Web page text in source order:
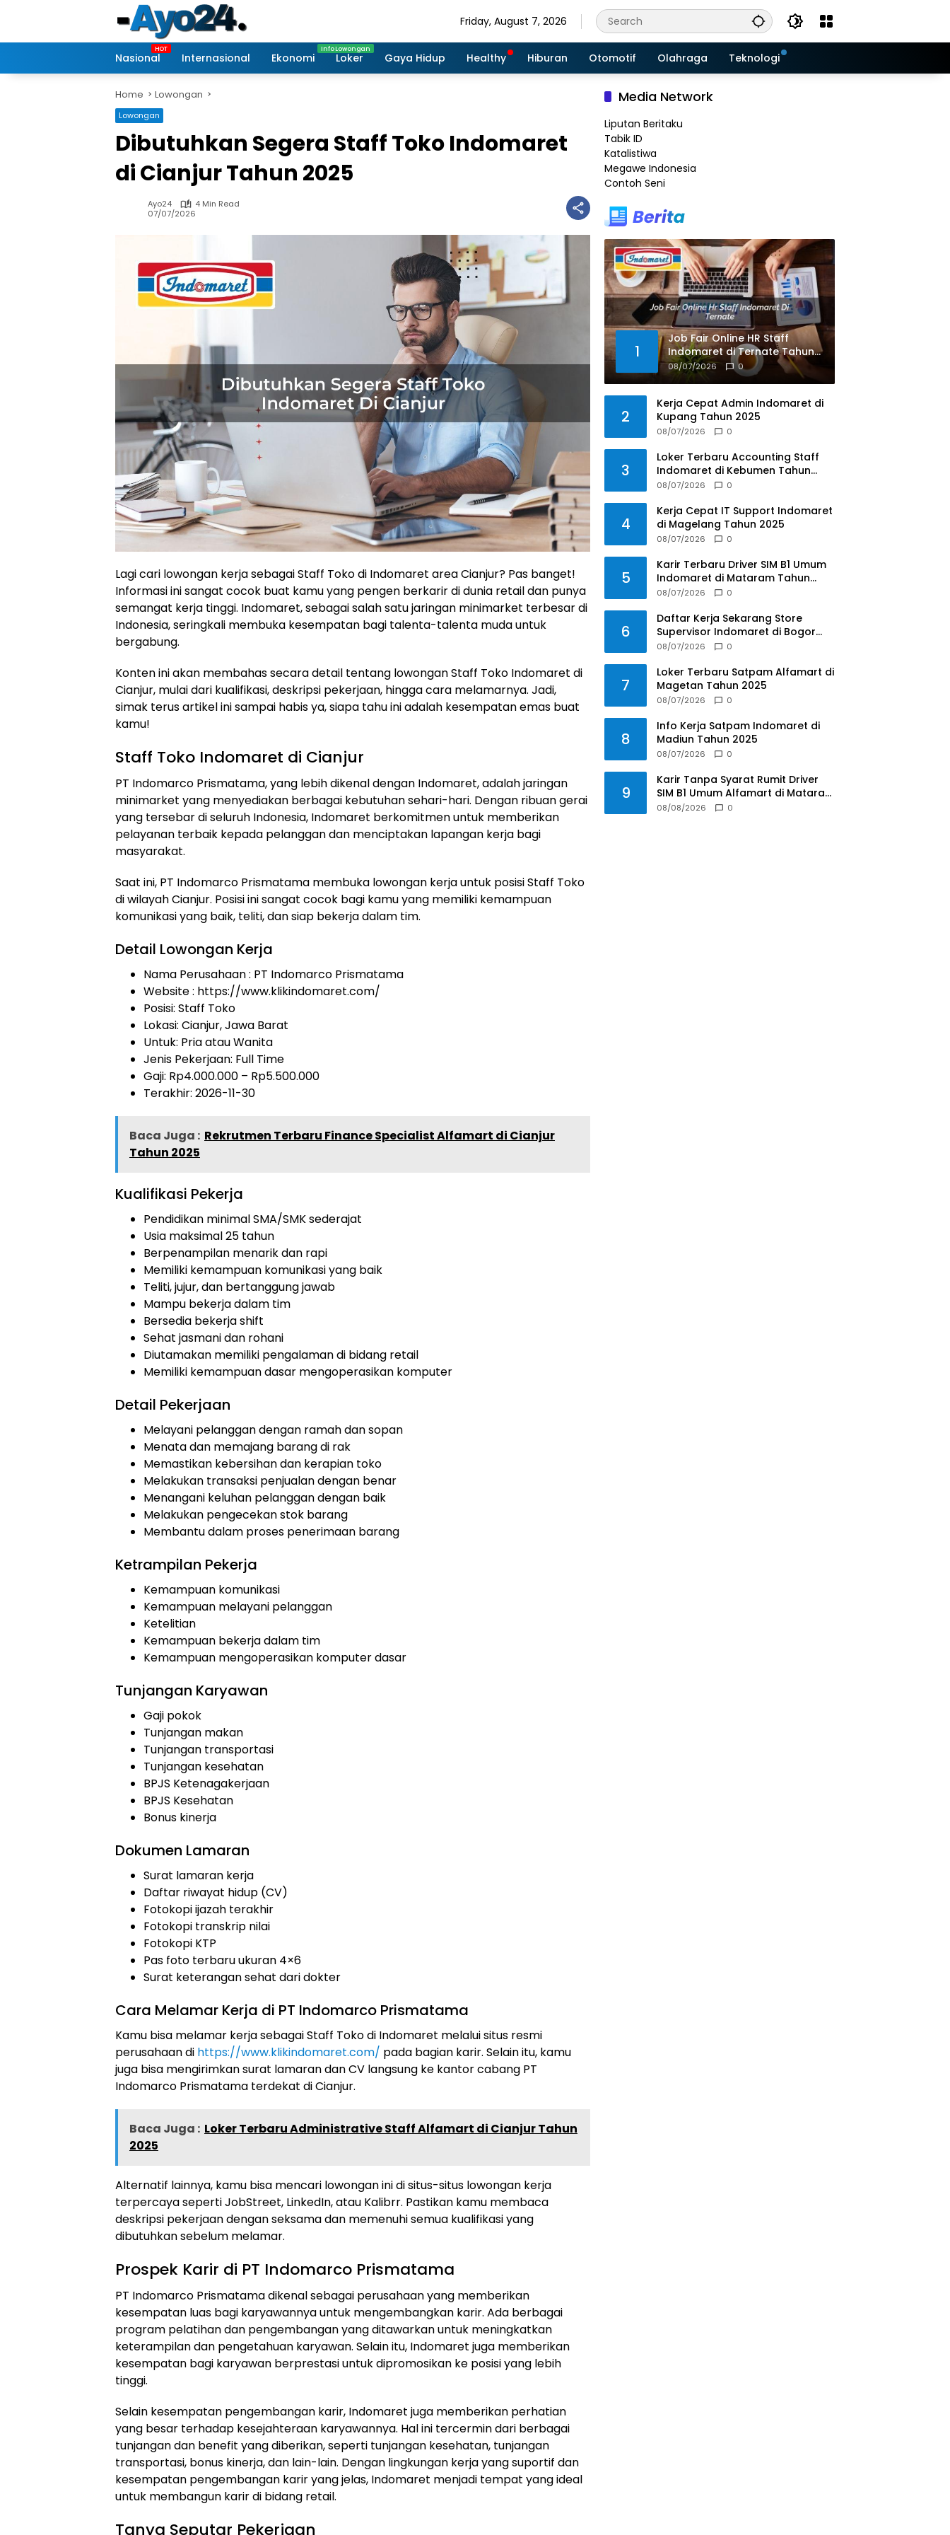
Friday, August 7, 2026
Nasional Internasional Ekonomi Loker Gaya Hidup Healthy Hiburan Otomotif Olahraga Teknologi
Home Lowongan
Lowongan
Dibutuhkan Segera Staff Toko Indomaret
di Cianjur Tahun 2025
Ayo24
4 Min Read
07/07/2026
Lagi cari lowongan kerja sebagai Staff Toko di Indomaret area Cianjur? Pas banget!
Informasi ini sangat cocok buat kamu yang pengen berkarir di dunia retail dan punya
semangat kerja tinggi. Indomaret, sebagai salah satu jaringan minimarket terbesar di
Indonesia, seringkali membuka kesempatan bagi talenta-talenta muda untuk
bergabung.
Konten ini akan membahas secara detail tentang lowongan Staff Toko Indomaret di
Cianjur, mulai dari kualifikasi, deskripsi pekerjaan, hingga cara melamarnya. Jadi,
simak terus artikel ini sampai habis ya, siapa tahu ini adalah kesempatan emas buat
kamu!
Staff Toko Indomaret di Cianjur
PT Indomarco Prismatama, yang lebih dikenal dengan Indomaret, adalah jaringan
minimarket yang menyediakan berbagai kebutuhan sehari-hari. Dengan ribuan gerai
yang tersebar di seluruh Indonesia, Indomaret berkomitmen untuk memberikan
pelayanan terbaik kepada pelanggan dan menciptakan lapangan kerja bagi
masyarakat.
Saat ini, PT Indomarco Prismatama membuka lowongan kerja untuk posisi Staff Toko
di wilayah Cianjur. Posisi ini sangat cocok bagi kamu yang memiliki kemampuan
komunikasi yang baik, teliti, dan siap bekerja dalam tim.
Detail Lowongan Kerja
Nama Perusahaan : PT Indomarco Prismatama
Website : https://www.klikindomaret.com/
Posisi: Staff Toko
Lokasi: Cianjur, Jawa Barat
Untuk: Pria atau Wanita
Jenis Pekerjaan: Full Time
Gaji: Rp4.000.000 – Rp5.500.000
Terakhir: 2026-11-30
Baca Juga : Rekrutmen Terbaru Finance Specialist Alfamart di Cianjur
Tahun 2025
Kualifikasi Pekerja
Pendidikan minimal SMA/SMK sederajat
Usia maksimal 25 tahun
Berpenampilan menarik dan rapi
Memiliki kemampuan komunikasi yang baik
Teliti, jujur, dan bertanggung jawab
Mampu bekerja dalam tim
Bersedia bekerja shift
Sehat jasmani dan rohani
Diutamakan memiliki pengalaman di bidang retail
Memiliki kemampuan dasar mengoperasikan komputer
Detail Pekerjaan
Melayani pelanggan dengan ramah dan sopan
Menata dan memajang barang di rak
Memastikan kebersihan dan kerapian toko
Melakukan transaksi penjualan dengan benar
Menangani keluhan pelanggan dengan baik
Melakukan pengecekan stok barang
Membantu dalam proses penerimaan barang
Ketrampilan Pekerja
Kemampuan komunikasi
Kemampuan melayani pelanggan
Ketelitian
Kemampuan bekerja dalam tim
Kemampuan mengoperasikan komputer dasar
Tunjangan Karyawan
Gaji pokok
Tunjangan makan
Tunjangan transportasi
Tunjangan kesehatan
BPJS Ketenagakerjaan
BPJS Kesehatan
Bonus kinerja
Dokumen Lamaran
Surat lamaran kerja
Daftar riwayat hidup (CV)
Fotokopi ijazah terakhir
Fotokopi transkrip nilai
Fotokopi KTP
Pas foto terbaru ukuran 4×6
Surat keterangan sehat dari dokter
Cara Melamar Kerja di PT Indomarco Prismatama
Kamu bisa melamar kerja sebagai Staff Toko di Indomaret melalui situs resmi
perusahaan di https://www.klikindomaret.com/ pada bagian karir. Selain itu, kamu
juga bisa mengirimkan surat lamaran dan CV langsung ke kantor cabang PT
Indomarco Prismatama terdekat di Cianjur.
Baca Juga : Loker Terbaru Administrative Staff Alfamart di Cianjur Tahun
2025
Alternatif lainnya, kamu bisa mencari lowongan ini di situs-situs lowongan kerja
terpercaya seperti JobStreet, LinkedIn, atau Kalibrr. Pastikan kamu membaca
deskripsi pekerjaan dengan seksama dan memenuhi semua kualifikasi yang
dibutuhkan sebelum melamar.
Prospek Karir di PT Indomarco Prismatama
PT Indomarco Prismatama dikenal sebagai perusahaan yang memberikan
kesempatan luas bagi karyawannya untuk mengembangkan karir. Ada berbagai
program pelatihan dan pengembangan yang ditawarkan untuk meningkatkan
keterampilan dan pengetahuan karyawan. Selain itu, Indomaret juga memberikan
kesempatan bagi karyawan berprestasi untuk dipromosikan ke posisi yang lebih
tinggi.
Selain kesempatan pengembangan karir, Indomaret juga memberikan perhatian
yang besar terhadap kesejahteraan karyawannya. Hal ini tercermin dari berbagai
tunjangan dan benefit yang diberikan, seperti tunjangan kesehatan, tunjangan
transportasi, bonus kinerja, dan lain-lain. Dengan lingkungan kerja yang suportif dan
kesempatan pengembangan karir yang jelas, Indomaret menjadi tempat yang ideal
untuk membangun karir di bidang retail.
Tanya Seputar Pekerjaan
Media Network
Liputan Beritaku
Tabik ID
Katalistiwa
Megawe Indonesia
Contoh Seni
1
Job Fair Online HR Staff
Indomaret di Ternate Tahun
2025
08/07/2026 0
2
Kerja Cepat Admin Indomaret di
Kupang Tahun 2025
08/07/2026 0
3
Loker Terbaru Accounting Staff
Indomaret di Kebumen Tahun
2025
08/07/2026 0
4
Kerja Cepat IT Support Indomaret
di Magelang Tahun 2025
08/07/2026 0
5
Karir Terbaru Driver SIM B1 Umum
Indomaret di Mataram Tahun
2025
08/07/2026 0
6
Daftar Kerja Sekarang Store
Supervisor Indomaret di Bogor
Tahun 2025
08/07/2026 0
7
Loker Terbaru Satpam Alfamart di
Magetan Tahun 2025
08/07/2026 0
8
Info Kerja Satpam Indomaret di
Madiun Tahun 2025
08/07/2026 0
9
Karir Tanpa Syarat Rumit Driver
SIM B1 Umum Alfamart di Mataram
Tahun 2025
08/08/2026 0